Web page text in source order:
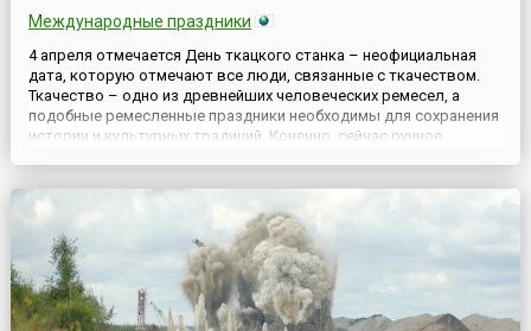
Международные праздники
4 апреля отмечается День ткацкого станка – неофициальная
дата, которую отмечают все люди, связанные с ткачеством.
Ткачество – одно из древнейших человеческих ремесел, а
подобные ремесленные праздники необходимы для сохранения
истории и культурных традиций. Конечно, сейчас ручное
т...